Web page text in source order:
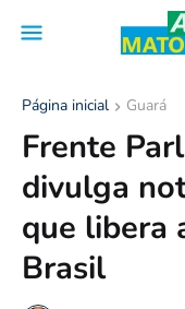
Página inicial Guará
Frente
divulga
que libera
Brasil